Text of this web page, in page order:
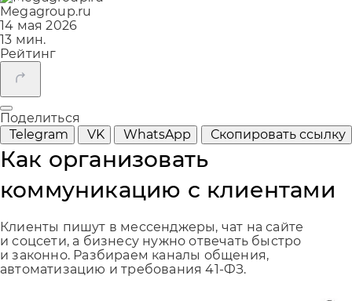
Megagroup.ru
14 мая 2026
13 мин.
Рейтинг
Поделиться
Telegram
VK WhatsApp Скопировать ссылку
Как организовать
коммуникацию с клиентами
Клиенты пишут в мессенджеры, чат на сайте
и соцсети, а бизнесу нужно отвечать быстро
и законно. Разбираем каналы общения,
автоматизацию и требования 41-ФЗ.